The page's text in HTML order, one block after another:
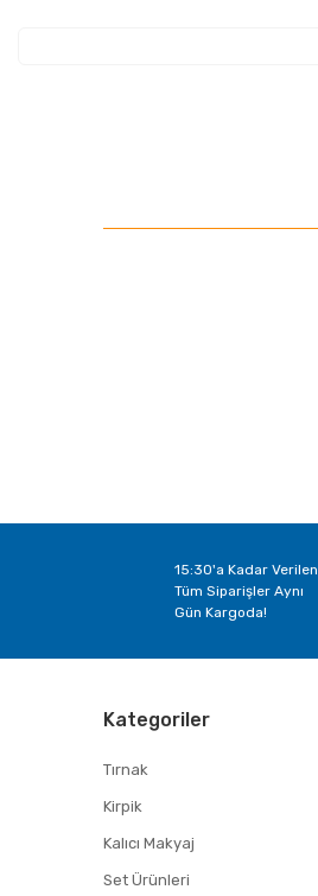
15:30'a Kadar Verilen
Tüm Siparişler Aynı
Gün Kargoda!
Kategoriler
Tırnak
Kirpik
Kalıcı Makyaj
Set Ürünleri